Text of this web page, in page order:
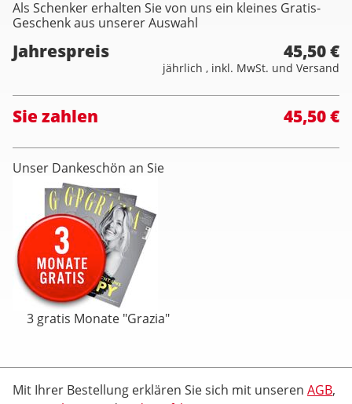
Als Schenker erhalten Sie von uns ein kleines Gratis-
Geschenk aus unserer Auswahl
Jahrespreis 45,50 €
jährlich , inkl. MwSt. und Versand
Sie zahlen 45,50 €
Unser Dankeschön an Sie
3 gratis Monate "Grazia"
Mit Ihrer Bestellung erklären Sie sich mit unseren AGB,